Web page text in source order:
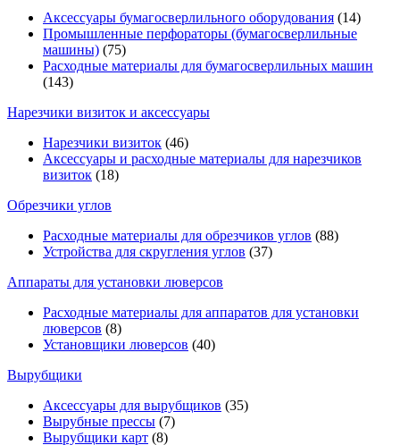
Аксессуары бумагосверлильного оборудования (14)
Промышленные перфораторы (бумагосверлильные
машины) (75)
Расходные материалы для бумагосверлильных машин
(143)
Нарезчики визиток и аксессуары
Нарезчики визиток (46)
Аксессуары и расходные материалы для нарезчиков
визиток (18)
Обрезчики углов
Расходные материалы для обрезчиков углов (88)
Устройства для скругления углов (37)
Аппараты для установки люверсов
Расходные материалы для аппаратов для установки
люверсов (8)
Установщики люверсов (40)
Вырубщики
Аксессуары для вырубщиков (35)
Вырубные прессы (7)
Вырубщики карт (8)